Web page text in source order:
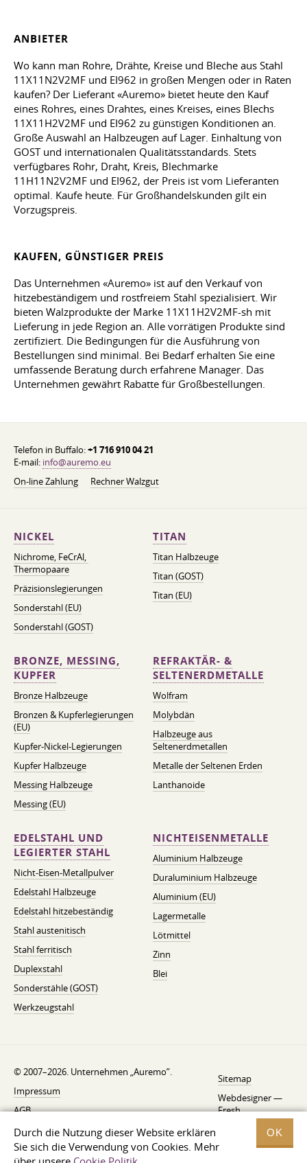
Durch die Nutzung dieser Website erklären
Sie sich die Verwendung von Cookies. Mehr
OK
ANBIETER
Wo kann man Rohre, Drähte, Kreise und Bleche aus Stahl
11X11N2V2MF und EI962 in großen Mengen oder in Raten
kaufen? Der Lieferant «Auremo» bietet heute den Kauf
eines Rohres, eines Drahtes, eines Kreises, eines Blechs
11X11H2V2MF und EI962 zu günstigen Konditionen an.
Große Auswahl an Halbzeugen auf Lager. Einhaltung von
GOST und internationalen Qualitätsstandards. Stets
verfügbares Rohr, Draht, Kreis, Blechmarke
11H11N2V2MF und EI962, der Preis ist vom Lieferanten
optimal. Kaufe heute. Für Großhandelskunden gilt ein
Vorzugspreis.
KAUFEN, GÜNSTIGER PREIS
Das Unternehmen «Auremo» ist auf den Verkauf von
hitzebeständigem und rostfreiem Stahl spezialisiert. Wir
bieten Walzprodukte der Marke 11X11H2V2MF-sh mit
Lieferung in jede Region an. Alle vorrätigen Produkte sind
zertifiziert. Die Bedingungen für die Ausführung von
Bestellungen sind minimal. Bei Bedarf erhalten Sie eine
umfassende Beratung durch erfahrene Manager. Das
Unternehmen gewährt Rabatte für Großbestellungen.
Telefon in Buffalo:+1 716 910 04 21
E-mail: info@auremo.eu
On-line Zahlung
Rechner Walzgut
NICKEL
Nichrome, FeСrAl, ​​
Thermopaare
Präzisionslegierungen
Sonderstahl (EU)
Sonderstahl (GOST)
TITAN
Titan Halbzeuge
Titan (GOST)
Titan (EU)
BRONZE, MESSING,
KUPFER
Bronze Halbzeuge
Bronzen & Kupferlegierungen
(EU)
Kupfer-Nickel-Legierungen
Kupfer Halbzeuge
Messing Halbzeuge
Messing (EU)
REFRAKTÄR- &
SELTENERDMETALLE
Wolfram
Molybdän
Halbzeuge aus
Seltenerdmetallen
Metalle der Seltenen Erden
Lanthanoide
EDELSTAHL UND
LEGIERTER STAHL
Nicht-Eisen-Metallpulver
Edelstahl Halbzeuge
Edelstahl hitzebeständig
Stahl austenitisch
Stahl ferritisch
Duplexstahl
Sonderstähle (GOST)
Werkzeugstahl
NICHTEISENMETALLE
Aluminium Halbzeuge
Duraluminium Halbzeuge
Aluminium (EU)
Lagermetalle
Lötmittel
Zinn
Blei
© 2007–2026. Unternehmen „Auremo”.
Impressum
AGB
Widerrufsbelehrung
Datenschutzerklärung
Sitemap
Webdesigner —
Fresh